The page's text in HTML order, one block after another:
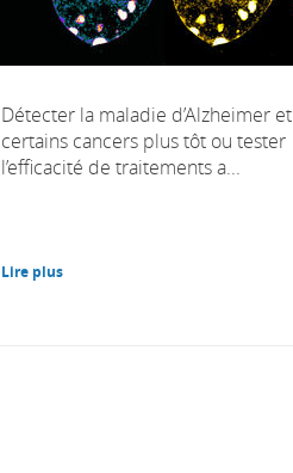
Détecter la maladie d’Alzheimer et
certains cancers plus tôt ou tester
l’efficacité de traitements a...
Lire plus